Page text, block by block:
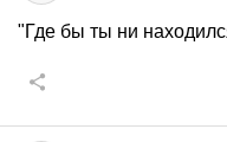
"Где бы ты ни